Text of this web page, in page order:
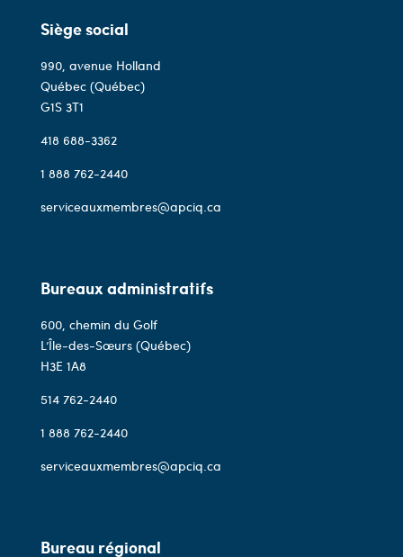
Siège social
990, avenue Holland
Québec (Québec)
G1S 3T1
418 688-3362
1 888 762-2440
serviceauxmembres@apciq.ca
Bureaux administratifs
600, chemin du Golf
L’Île-des-Sœurs (Québec)
H3E 1A8
514 762-2440
1 888 762-2440
serviceauxmembres@apciq.ca
Bureau régional